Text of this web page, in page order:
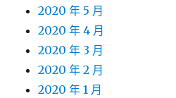
2020 年 5 月
2020 年 4 月
2020 年 3 月
2020 年 2 月
2020 年 1 月